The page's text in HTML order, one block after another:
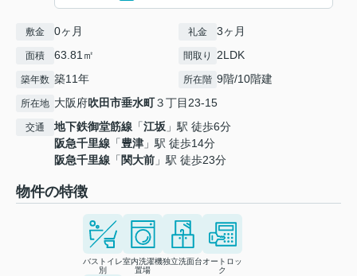
敷金 0ヶ月 礼金 3ヶ月
面積 63.81㎡ 間取り 2LDK
築年数 築11年 所在階 9階/10階建
所在地 大阪府吹田市垂水町３丁目23-15
交通 地下鉄御堂筋線 「江坂 」駅 徒歩6分
阪急千里線 「豊津 」駅 徒歩14分
阪急千里線 「 関大前 」駅 徒歩23分
物件の特徴
バストイレ
別
室内洗濯機
置場
独立洗面台オートロッ
ク